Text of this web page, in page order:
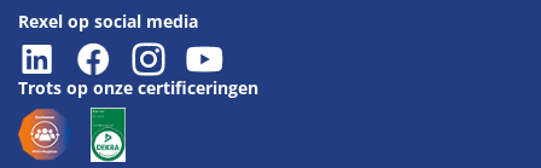
Rexel op social media
Trots op onze certificeringen